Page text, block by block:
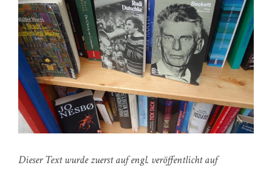
Dieser Text wurde zuerst auf engl. veröffentlicht auf